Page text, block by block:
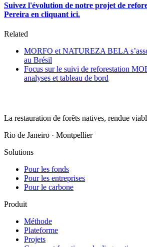
Suivez l'évolution de notre projet de
Pereira en cliquant ici.
Related
MORFO et NATUREZA BELA
au Brésil
Focus sur le suivi de reforestation
analyses et tableau de bord
La restauration de forêts natives, rendue
Rio de Janeiro · Montpellier
Solutions
Pour les fonds
Pour les entreprises
Pour le carbone
Produit
Méthode
Plateforme
Projets